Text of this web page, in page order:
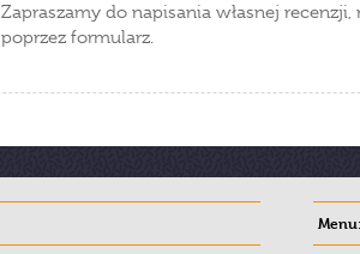
Zapraszamy do napisania własnej recenzji,
poprzez formularz.
Menu: